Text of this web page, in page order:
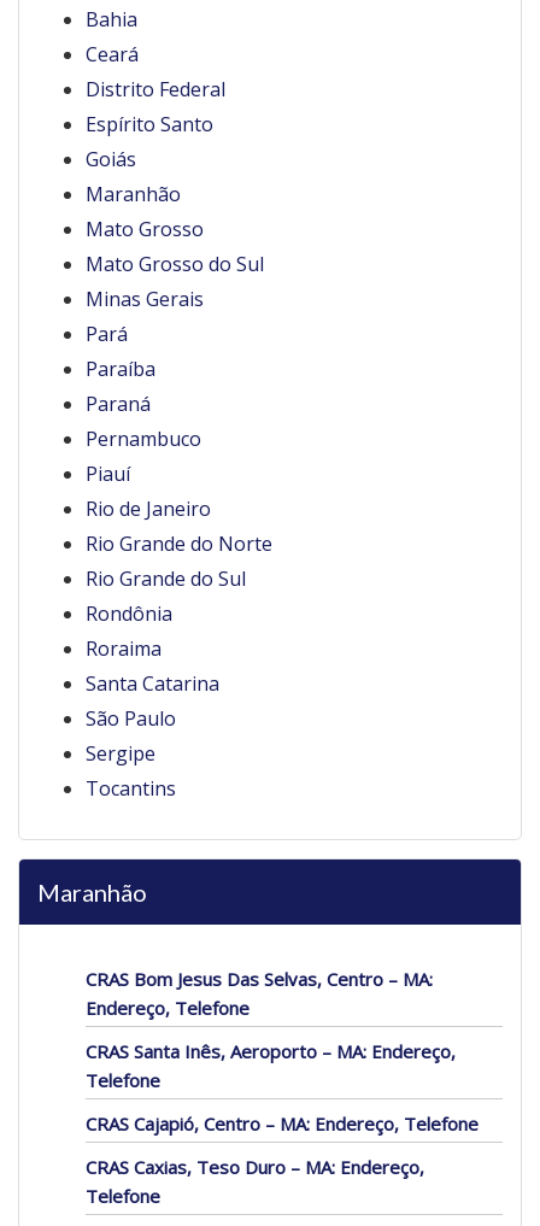
Bahia
Ceará
Distrito Federal
Espírito Santo
Goiás
Maranhão
Mato Grosso
Mato Grosso do Sul
Minas Gerais
Pará
Paraíba
Paraná
Pernambuco
Piauí
Rio de Janeiro
Rio Grande do Norte
Rio Grande do Sul
Rondônia
Roraima
Santa Catarina
São Paulo
Sergipe
Tocantins
Maranhão
CRAS Bom Jesus Das Selvas, Centro – MA:
Endereço, Telefone
CRAS Santa Inês, Aeroporto – MA: Endereço,
Telefone
CRAS Cajapió, Centro – MA: Endereço, Telefone
CRAS Caxias, Teso Duro – MA: Endereço,
Telefone